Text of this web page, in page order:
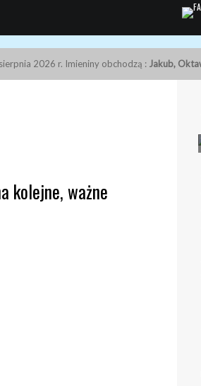
2026 r. Imieniny obchodzą : Jakub,
kolejne, ważne